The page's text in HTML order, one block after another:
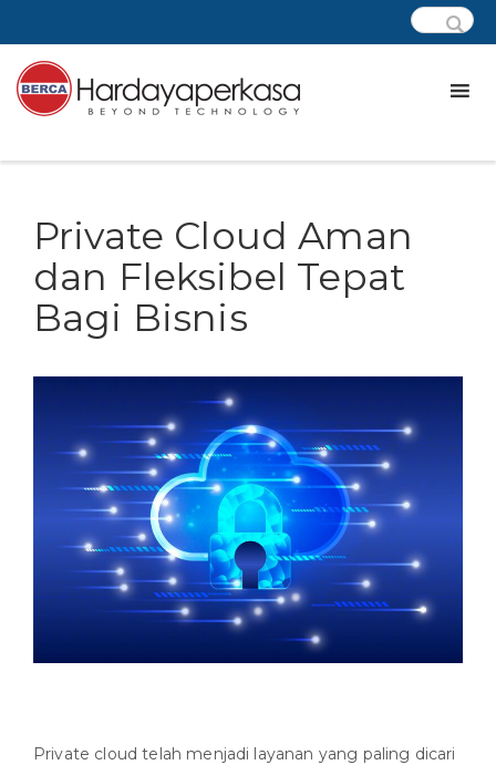
Private Cloud Aman
dan Fleksibel Tepat
Bagi Bisnis
Private cloud telah menjadi layanan yang paling dicari